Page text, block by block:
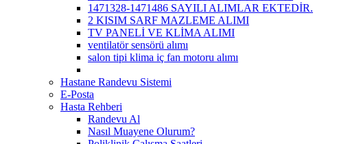
1471328-1471486 SAYILI ALIMLAR EKTEDİR.
2 KISIM SARF MAZLEME ALIMI
TV PANELİ VE KLİMA ALIMI
ventilatör sensörü alımı
salon tipi klima iç fan motoru alımı
Hastane Randevu Sistemi
E-Posta
Hasta Rehberi
Randevu Al
Nasıl Muayene Olurum?